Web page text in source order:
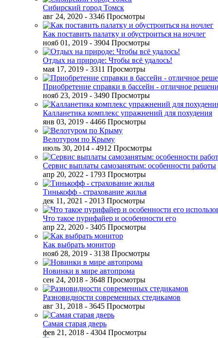
Сибирский город Томск
авг 24, 2020 - 3346 Просмотры
Как поставить палатку и обустроиться на ночлег
нояб 01, 2019 - 3904 Просмотры
Отдых на природе: Чтобы всё удалось!
мая 17, 2019 - 3311 Просмотры
Приобретение справки в бассейн - отличное
нояб 23, 2019 - 3490 Просмотры
Калланетика комплекс упражнений для похудения
янв 03, 2019 - 4466 Просмотры
Велотуром по Крыму
июль 30, 2014 - 4912 Просмотры
Сервис выплаты самозанятым: особенности работы
апр 20, 2022 - 1793 Просмотры
Тинькофф - страхование жилья
дек 11, 2021 - 2013 Просмотры
Что такое пурифайер и особенности его
апр 22, 2020 - 3405 Просмотры
Как выбрать монитор
нояб 28, 2019 - 3138 Просмотры
Новинки в мире автопрома
сен 24, 2018 - 3648 Просмотры
Разновидности современных стедикамов
авг 31, 2018 - 3645 Просмотры
Самая старая дверь
фев 21, 2018 - 4304 Просмотры